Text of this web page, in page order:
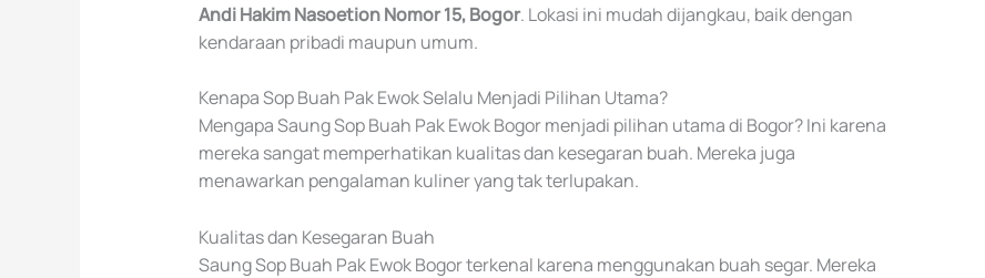
Andi Hakim Nasoetion Nomor 15, Bogor. Lokasi ini mudah dijangkau, baik dengan
kendaraan pribadi maupun umum.
Kenapa Sop Buah Pak Ewok Selalu Menjadi Pilihan Utama?
Mengapa Saung Sop Buah Pak Ewok Bogor menjadi pilihan utama di Bogor? Ini karena
mereka sangat memperhatikan kualitas dan kesegaran buah. Mereka juga
menawarkan pengalaman kuliner yang tak terlupakan.
Kualitas dan Kesegaran Buah
Saung Sop Buah Pak Ewok Bogor terkenal karena menggunakan buah segar. Mereka